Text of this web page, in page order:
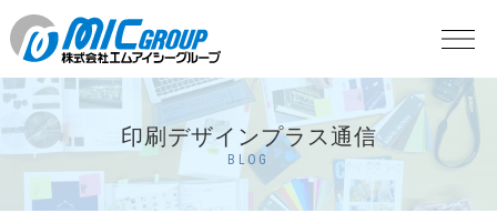
印刷デザインプラス通信
BLOG